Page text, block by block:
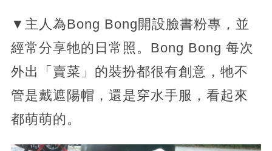
▼主人為Bong Bong開設臉書粉專，並
經常分享牠的日常照。Bong Bong 每次
外出「賣菜」的裝扮都很有創意，牠不
管是戴遮陽帽，還是穿水手服，看起來
都萌萌的。